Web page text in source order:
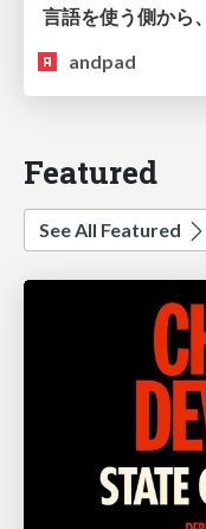
andpad
Featured
See All Featured